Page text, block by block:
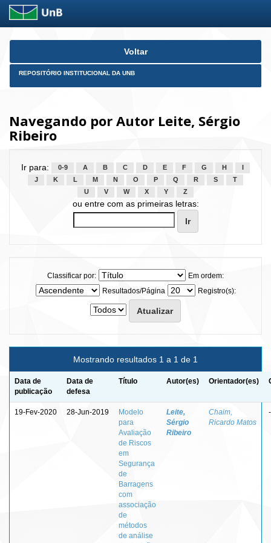
Skip
Voltar
REPOSITÓRIO INSTITUCIONAL DA UNB
Navegando por Autor Leite, Sérgio
Ribeiro
Ir para: 0-9 A B C D E F G H
J
K L M N O P Q R S
T
U
V W X Y Z
ou entre com as primeiras letras:
Classificar por:
Em ordem:
Resultados/Página
Registro(s):
Mostrando resultados 1 a 1 de 1
Data de
publicação
Data de
defesa
Título Autor(es) Orientador(es)
19-Fev-2020 28-Jun-2019
Modelo
para
Avaliação
de Riscos
em
Segurança
de
Barragens
com
associação
de
métodos
de análise
Leite,
Sérgio
Ribeiro
Chaim,
Ricardo Matos
-